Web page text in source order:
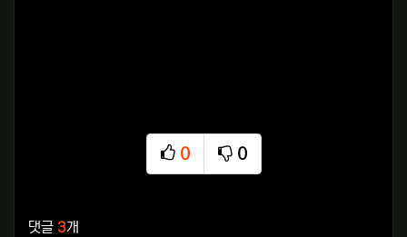
0
추천
0
비추천
댓글 3개